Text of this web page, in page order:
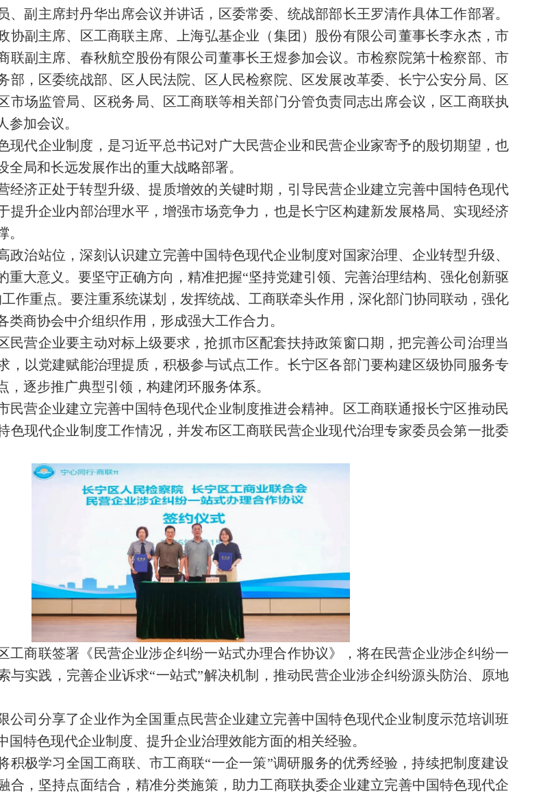
、副主席封丹华出席会议并讲话，区委常委、统战部部长王罗清作具体工作部署。
协副主席、区工商联主席、上海弘基企业（集团）股份有限公司董事长李永杰，市
联副主席、春秋航空股份有限公司董事长王煜参加会议。市检察院第十检察部、市
部，区委统战部、区人民法院、区人民检察院、区发展改革委、长宁公安分局、区
市场监管局、区税务局、区工商联等相关部门分管负责同志出席会议，区工商联执
参加会议。
现代企业制度，是习近平总书记对广大民营企业和民营企业家寄予的殷切期望，也
全局和长远发展作出的重大战略部署。
经济正处于转型升级、提质增效的关键时期，引导民营企业建立完善中国特色现代
提升企业内部治理水平，增强市场竞争力，也是长宁区构建新发展格局、实现经济
政治站位，深刻认识建立完善中国特色现代企业制度对国家治理、企业转型升级、
重大意义。要坚守正确方向，精准把握“坚持党建引领、完善治理结构、强化创新驱
作重点。要注重系统谋划，发挥统战、工商联牵头作用，深化部门协同联动，强化
类商协会中介组织作用，形成强大工作合力。
民营企业要主动对标上级要求，抢抓市区配套扶持政策窗口期，把完善公司治理当
，以党建赋能治理提质，积极参与试点工作。长宁区各部门要构建区级协同服务专
，逐步推广典型引领，构建闭环服务体系。
民营企业建立完善中国特色现代企业制度推进会精神。区工商联通报长宁区推动民
色现代企业制度工作情况，并发布区工商联民营企业现代治理专家委员会第一批委
工商联签署《民营企业涉企纠纷一站式办理合作协议》，将在民营企业涉企纠纷一
与实践，完善企业诉求“一站式”解决机制，推动民营企业涉企纠纷源头防治、原地
公司分享了企业作为全国重点民营企业建立完善中国特色现代企业制度示范培训班
国特色现代企业制度、提升企业治理效能方面的相关经验。
积极学习全国工商联、市工商联“一企一策”调研服务的优秀经验，持续把制度建设
合，坚持点面结合，精准分类施策，助力工商联执委企业建立完善中国特色现代企